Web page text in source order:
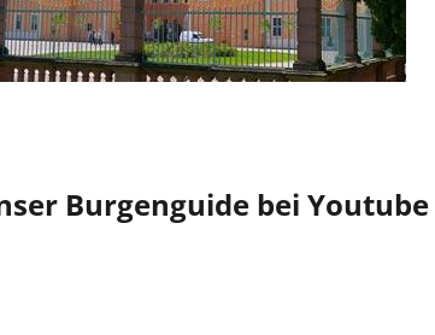
Burgenguide bei Youtube